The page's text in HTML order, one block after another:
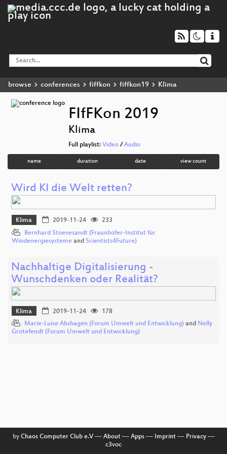
browse conferences fiffkon fiffkon19 Klima
FIfFKon 2019
Klima
Full playlist: Video / Audio
name duration date view count
Wird KI die Welt retten?
Klima 2019-11-24
233
Bernhard Stoevesandt (Fraunhofer-Institut für
Windenergiesysteme and Scientists4Future)
Nachhaltige Digitalisierung -
Wunschdenken oder Realität?
Klima 2019-11-24
178
Marie-Luise Abshagen (Forum Umwelt und Entwicklung) and Nelly
Grotefendt (Forum Umwelt und Entwicklung)
by Chaos Computer Club e.V–– About–– Apps–– Imprint–– Privacy––
c3voc